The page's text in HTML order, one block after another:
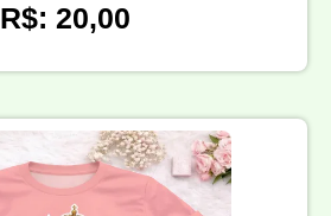
R$: 20,00